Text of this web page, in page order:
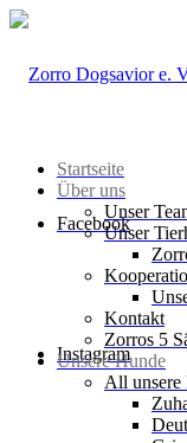
Facebook
Instagram
Startseite
Über uns
Unser
Unser
Kontakt
Zorros 5
Unsere Hunde
All unsere